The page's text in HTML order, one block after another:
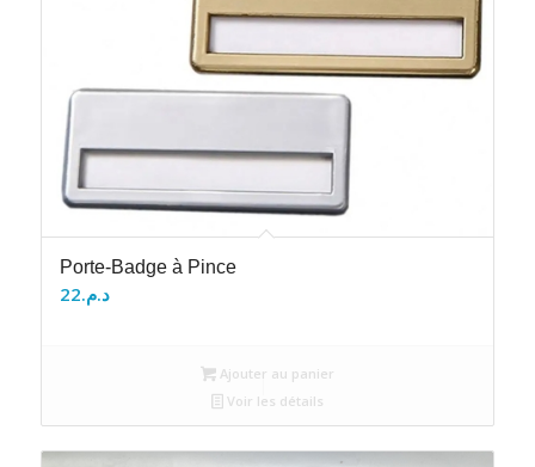
Porte-Badge à Pince
د.م.22
Ajouter au panier
Voir les détails